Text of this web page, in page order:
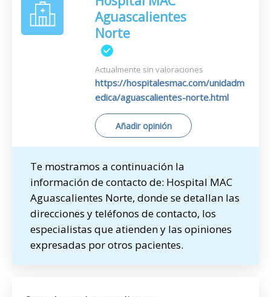
Aguascalientes
Norte
Actualmente sin valoraciones
https://hospitalesmac.com/unidadm
edica/aguascalientes-norte.html
Añadir opinión
Te mostramos a continuación la
información de contacto de: Hospital MAC
Aguascalientes Norte, donde se detallan las
direcciones y teléfonos de contacto, los
especialistas que atienden y las opiniones
expresadas por otros pacientes.